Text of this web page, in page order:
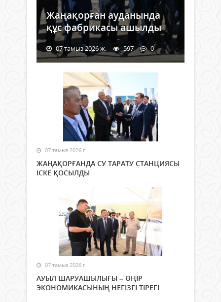
Жаңақорған ауданында
құс фабрикасы ашылды
07 тамыз 2026 ж. 597 0
07 тамыз 2026 г.
ЖАҢАҚОРҒАНДА СУ ТАРАТУ СТАНЦИЯСЫ
ІСКЕ ҚОСЫЛДЫ
07 тамыз 2026 г.
АУЫЛ ШАРУАШЫЛЫҒЫ – ӨҢІР
ЭКОНОМИКАСЫНЫҢ НЕГІЗГІ ТІРЕГІ